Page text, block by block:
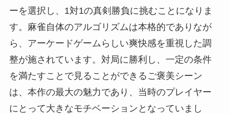
ーを選択し、1対1の真剣勝負に挑むことになりま
す。麻雀自体のアルゴリズムは本格的でありなが
ら、アーケードゲームらしい爽快感を重視した調
整が施されています。対局に勝利し、一定の条件
を満たすことで見ることができるご褒美シーン
は、本作の最大の魅力であり、当時のプレイヤー
にとって大きなモチベーションとなっていまし